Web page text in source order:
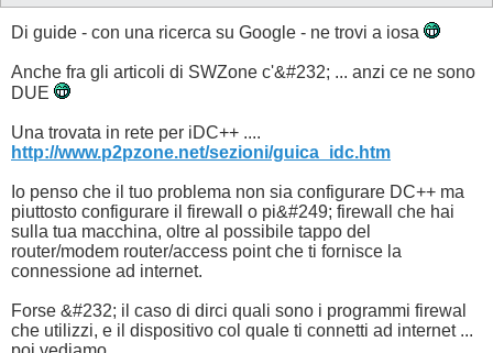
Di guide - con una ricerca su Google - ne trovi a iosa
Anche fra gli articoli di SWZone c'&#232; ... anzi ce ne sono
DUE
Una trovata in rete per iDC++ ....
http://www.p2pzone.net/sezioni/guica_idc.htm
Io penso che il tuo problema non sia configurare DC++ ma
piuttosto configurare il firewall o pi&#249; firewall che hai
sulla tua macchina, oltre al possibile tappo del
router/modem router/access point che ti fornisce la
connessione ad internet.
Forse &#232; il caso di dirci quali sono i programmi firewal
che utilizzi, e il dispositivo col quale ti connetti ad internet ...